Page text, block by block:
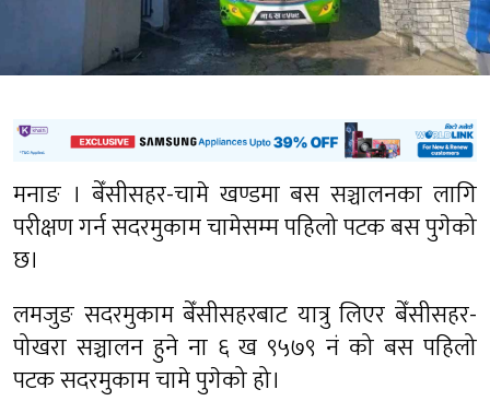
मनाङ । बेँसीसहर-चामे खण्डमा बस सञ्चालनका लागि
परीक्षण गर्न सदरमुकाम चामेसम्म पहिलो पटक बस पुगेको
छ।
लमजुङ सदरमुकाम बेँसीसहरबाट यात्रु लिएर बेँसीसहर-
पोखरा सञ्चालन हुने ना ६ ख ९५७९ नं को बस पहिलो
पटक सदरमुकाम चामे पुगेको हो।